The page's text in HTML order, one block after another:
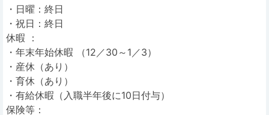
・日曜：終日
・祝日：終日
休暇 ：
・年末年始休暇 （12／30～1／3）
・産休（あり）
・育休（あり）
・有給休暇（入職半年後に10日付与）
保険等：